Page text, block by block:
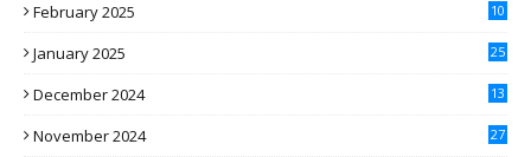
February 2025 10
January 2025 25
December 2024 13
November 2024 27